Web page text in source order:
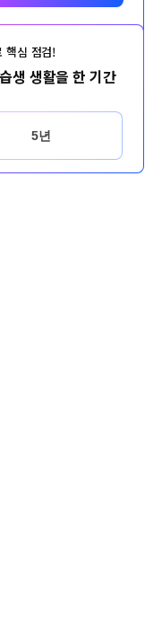
핵심 점검!
생 생활을 한 기간
5년